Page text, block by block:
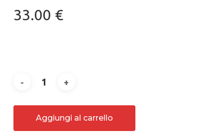
33.00 €
Aggiungi al carrello